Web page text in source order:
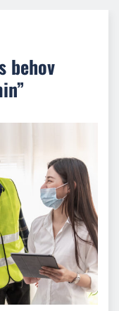
behov